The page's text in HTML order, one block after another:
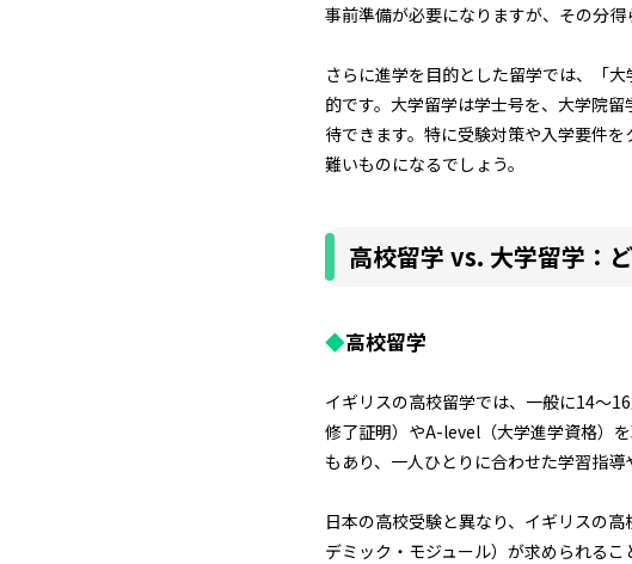
事前準備が必要になりますが、その分
さらに進学を目的とした留学では、「
的です。大学留学は学士号を、大学院
待できます。特に受験対策や入学要件
難いものになるでしょう。
高校留学 vs. 大学留学：
◆高校留学
イギリスの高校留学では、一般に14〜
修了証明）やA-level（大学進学資格）
もあり、一人ひとりに合わせた学習指
日本の高校受験と異なり、イギリスの
デミック・モジュール）が求められる